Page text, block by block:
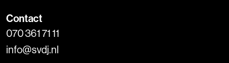
Contact
070 361 71 11
info@svdj.nl